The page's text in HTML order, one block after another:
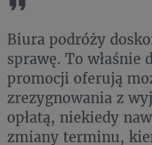
Biura podróży
sprawę. To właśnie
promocji oferują
zrezygnowania z
opłatą, niekiedy
zmiany terminu,